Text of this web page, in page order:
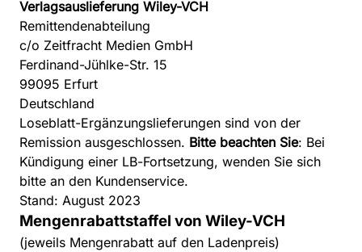
Verlagsauslieferung Wiley-VCH
Remittendenabteilung
c/o Zeitfracht Medien GmbH
Ferdinand-Jühlke-Str. 15
99095 Erfurt
Deutschland
Loseblatt-Ergänzungslieferungen sind von der
Remission ausgeschlossen. Bitte beachten Sie: Bei
Kündigung einer LB-Fortsetzung, wenden Sie sich
bitte an den Kundenservice.
Stand: August 2023
Mengenrabattstaffel von Wiley-VCH
(jeweils Mengenrabatt auf den Ladenpreis)